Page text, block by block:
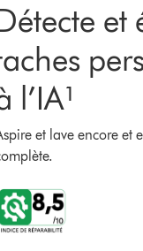
et
l’IA¹
et lave encore et